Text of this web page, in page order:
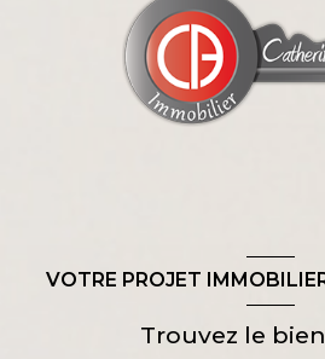
VOTRE PROJET
Trouvez le